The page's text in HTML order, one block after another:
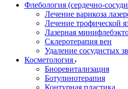
Флебология (сердечно-
Лечение варикоза
Лечение трофической
Лазерная
Cклеротерапия вен
Удаление сосудистых
Косметология
Биоревитализация
Ботулинотерапия
Контурная пластика